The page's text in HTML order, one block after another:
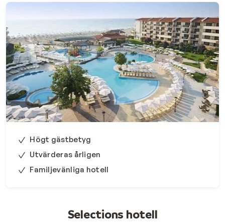
Högt gästbetyg
Utvärderas årligen
Familjevänliga hotell
Selections hotell